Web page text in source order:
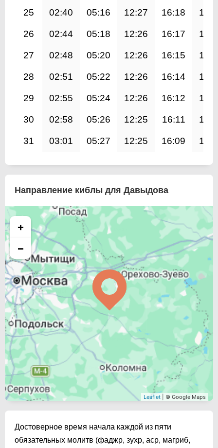
25 02:40 05:16 12:27 16:18
26 02:44 05:18 12:26 16:17
27 02:48 05:20 12:26 16:15
28 02:51 05:22 12:26 16:14
29 02:55 05:24 12:26 16:12
30 02:58 05:26 12:25 16:11
31 03:01 05:27 12:25 16:09
Направление киблы для Давыдова
+
−
Leaflet | © Google Maps
Достоверное время начала каждой из пяти
обязательных молитв (фаджр, зухр, аср, магриб,